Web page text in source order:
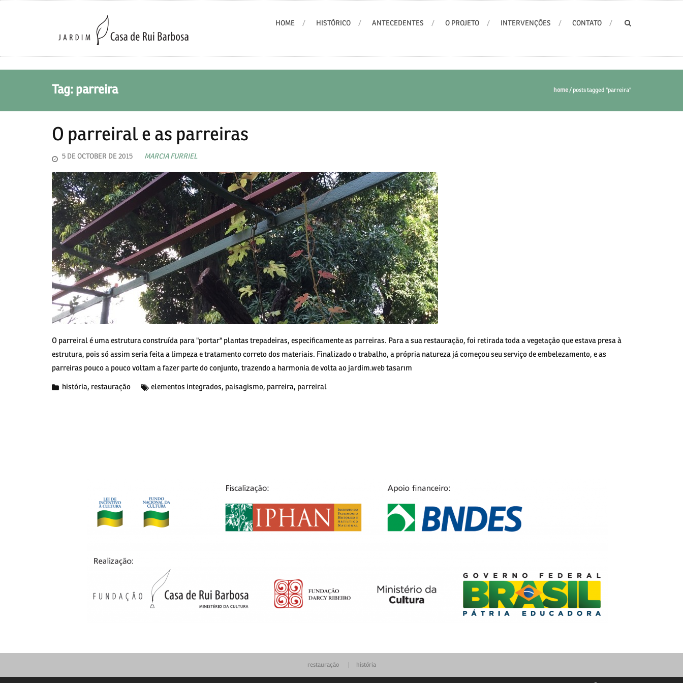
HOME HISTÓRICO ANTECEDENTES O PROJETO INTERVENÇÕES CONTATO
Tag: parreira home/ posts tagged "parreira"
O parreiral e as parreiras
5 DE OCTOBER DE 2015 MARCIA FURRIEL
O parreiral é uma estrutura construída para "portar" plantas trepadeiras, especificamente as parreiras. Para a sua restauração, foi retirada toda a vegetação que estava presa à
estrutura, pois só assim seria feita a limpeza e tratamento correto dos materiais. Finalizado o trabalho, a própria natureza já começou seu serviço de embelezamento, e as
parreiras pouco a pouco voltam a fazer parte do conjunto, trazendo a harmonia de volta ao jardim.web tasarım
história, restauração elementos integrados, paisagismo, parreira, parreiral
restauração história